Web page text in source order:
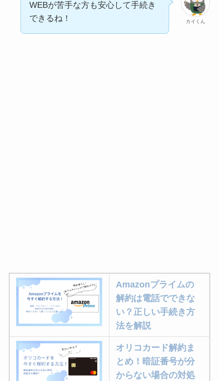
カイくん
WEBが苦手な方も安心して手続き
できるね！
Amazonプライムの
解約は電話でできな
い？正しい手続き方
法を解説
オリコカード解約ま
とめ！暗証番号が分
からない場合の対処